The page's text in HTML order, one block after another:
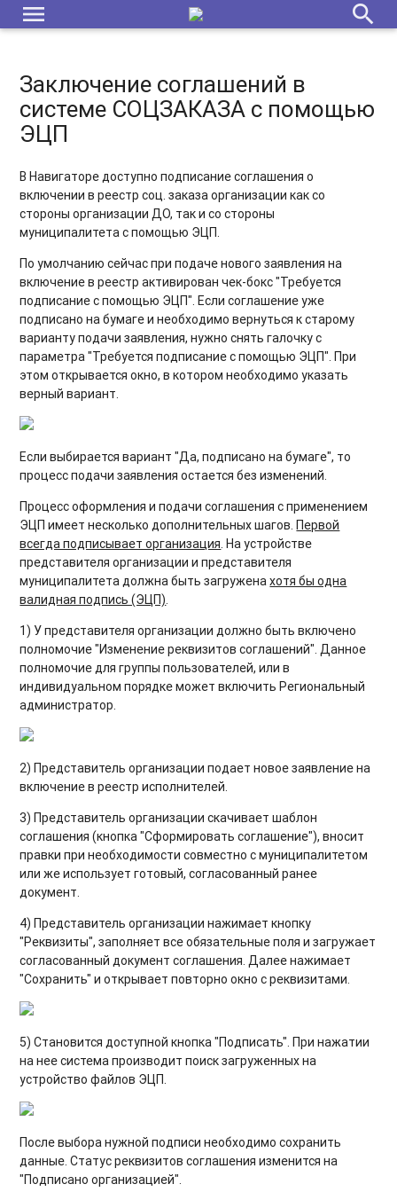
menu search
Заключение соглашений в
системе СОЦЗАКАЗА с помощью
ЭЦП
В Навигаторе доступно подписание соглашения о
включении в реестр соц. заказа организации как со
стороны организации ДО, так и со стороны
муниципалитета с помощью ЭЦП.
По умолчанию сейчас при подаче нового заявления на
включение в реестр активирован чек-бокс "Требуется
подписание с помощью ЭЦП". Если соглашение уже
подписано на бумаге и необходимо вернуться к старому
варианту подачи заявления, нужно снять галочку с
параметра "Требуется подписание с помощью ЭЦП". При
этом открывается окно, в котором необходимо указать
верный вариант.
Если выбирается вариант "Да, подписано на бумаге", то
процесс подачи заявления остается без изменений.
Процесс оформления и подачи соглашения с применением
ЭЦП имеет несколько дополнительных шагов.Первой
всегда подписывает организация. На устройстве
представителя организации и представителя
муниципалитета должна быть загруженахотя бы одна
валидная подпись (ЭЦП).
1) У представителя организации должно быть включено
полномочие "Изменение реквизитов соглашений". Данное
полномочие для группы пользователей, или в
индивидуальном порядке может включить Региональный
администратор.
2) Представитель организации подает новое заявление на
включение в реестр исполнителей.
3) Представитель организации скачивает шаблон
соглашения (кнопка "Сформировать соглашение"), вносит
правки при необходимости совместно с муниципалитетом
или же использует готовый, согласованный ранее
документ.
4) Представитель организации нажимает кнопку
"Реквизиты", заполняет все обязательные поля и загружает
согласованный документ соглашения. Далее нажимает
"Сохранить" и открывает повторно окно с реквизитами.
5) Становится доступной кнопка "Подписать". При нажатии
на нее система производит поиск загруженных на
устройство файлов ЭЦП.
После выбора нужной подписи необходимо сохранить
данные. Статус реквизитов соглашения изменится на
"Подписано организацией".